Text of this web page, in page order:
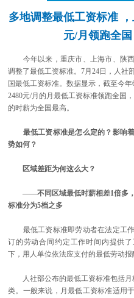
多地调整最低工资标准 ，
元/月领跑全国
今年以来，重庆市、上海市、陕西
调整了最低工资标准。7月24日，人社
国最低工资标准。数据显示，截至今
2480元/月的月最低工资标准领跑全国
的时薪为全国最高。
最低工资标准是怎么定的？影响着
势如何？
区域差距为何这么大？
——不同区域最低时薪相差1倍多，
标准分为5档之多
最低工资标准即劳动者在法定工作
订的劳动合同约定工作时间内提供
下，用人单位依法应支付的最低劳动报
人社部公布的最低工资标准包括月
类。一般来说，月最低工资标准适用